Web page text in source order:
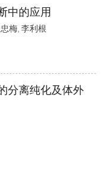
中的应用
梅, 李利根
分离纯化及体外